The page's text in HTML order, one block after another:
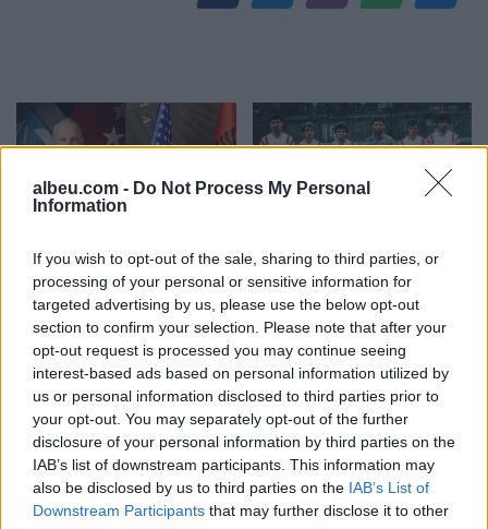
albeu.com - Do Not Process My Personal
Information
If you wish to opt-out of the sale, sharing to third parties, or
processing of your personal or sensitive information for
targeted advertising by us, please use the below opt-out
section to confirm your selection. Please note that after your
opt-out request is processed you may continue seeing
interest-based ads based on personal information utilized by
us or personal information disclosed to third parties prior to
your opt-out. You may separately opt-out of the further
disclosure of your personal information by third parties on the
IAB’s list of downstream participants. This information may
also be disclosed by us to third parties on the IAB’s List of
Downstream Participants that may further disclose it to other
Eric Wendt konfirmohet
nga Senati si ambasador i
SHBA-së në Shqipëri,
emërimi pret firmën e
Trump
Futbolli librazhdas në zi,
ndahet nga jeta Besnik
Çota, ish-kapiten dhe ish-
trajner i Sopotit
Flakët përhapen me
Pedagogët në shërbim të